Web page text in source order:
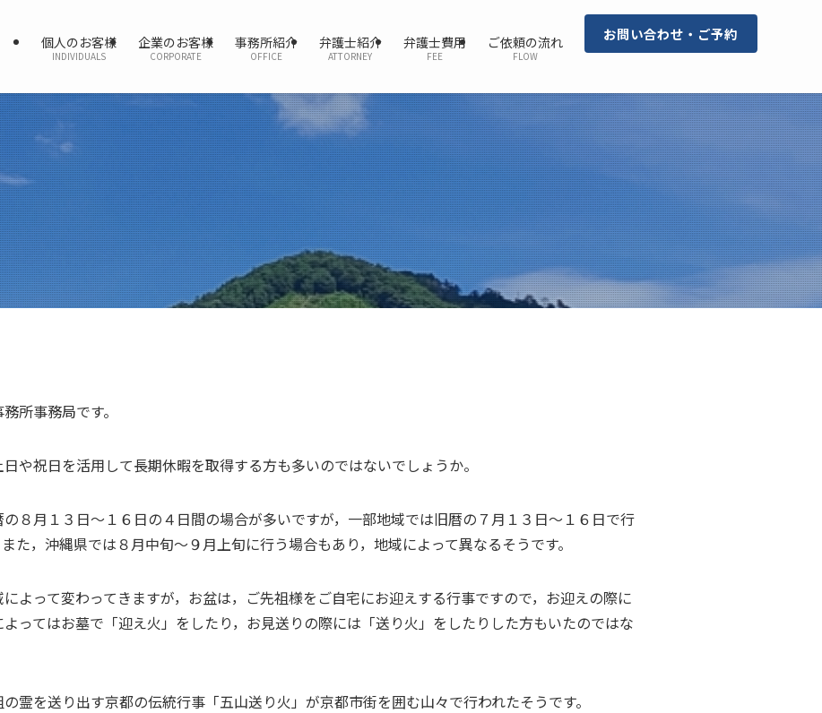
個人のお客様
INDIVIDUALS
企業のお客様
CORPORATE
事務所紹介
OFFICE
弁護士紹介
ATTORNEY
弁護士費用
FEE
ご依頼の流れ
FLOW
お問い合わせ・ご予約
所事務局です。
や祝日を活用して長期休暇を取得する方も多いのではないでしょうか。
８月１３日～１６日の４日間の場合が多いですが，一部地域では旧暦の７月１３日～１６日で行
た，沖縄県では８月中旬～９月上旬に行う場合もあり，地域によって異なるそうです。
よって変わってきますが，お盆は，ご先祖様をご自宅にお迎えする行事ですので，お迎えの際に
ってはお墓で「迎え火」をしたり，お見送りの際には「送り火」をしたりした方もいたのではな
霊を送り出す京都の伝統行事「五山送り火」が京都市街を囲む山々で行われたそうです。